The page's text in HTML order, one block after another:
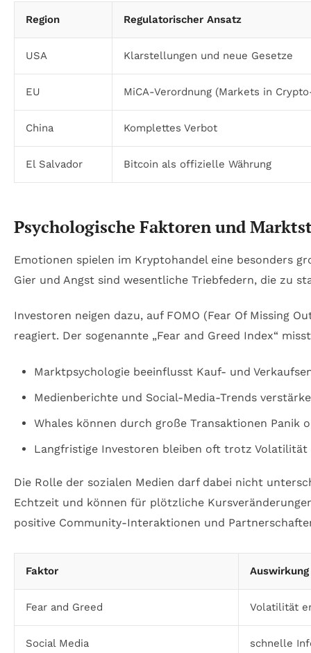
Region Regulatorischer Ansatz
USA Klarstellungen und neue Gesetze
EU MiCA-Verordnung (Markets in
China Komplettes Verbot
El Salvador Bitcoin als offizielle Währung
Psychologische Faktoren und
Emotionen spielen im Kryptohandel eine besonders
Gier und Angst sind wesentliche Triebfedern, die zu
Investoren neigen dazu, auf FOMO (Fear Of Missing
reagiert. Der sogenannte „Fear and Greed Index“
Marktpsychologie beeinflusst Kauf- und
Medienberichte und Social-Media-Trends
Whales können durch große Transaktionen Panik
Langfristige Investoren bleiben oft trotz Volatilität
Die Rolle der sozialen Medien darf dabei nicht
Echtzeit und können für plötzliche
positive Community-Interaktionen und
Faktor Auswirkung
Fear and Greed Volatilität
Social Media schnelle